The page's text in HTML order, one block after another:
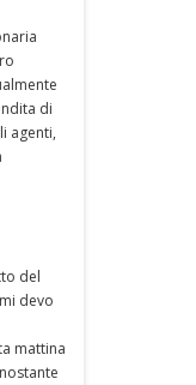
di
agenti,
del
devo
mattina